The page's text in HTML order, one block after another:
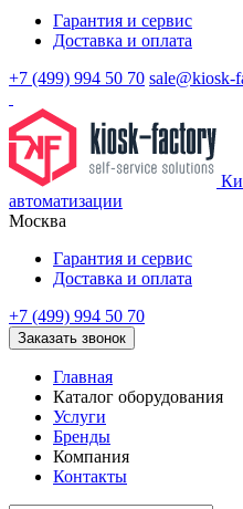
Гарантия и сервис
Доставка и оплата
+7 (499) 994 50 70 sale@kiosk-
автоматизации
Москва
Гарантия и сервис
Доставка и оплата
+7 (499) 994 50 70
Заказать звонок
Главная
Каталог оборудования
Услуги
Бренды
Компания
Контакты